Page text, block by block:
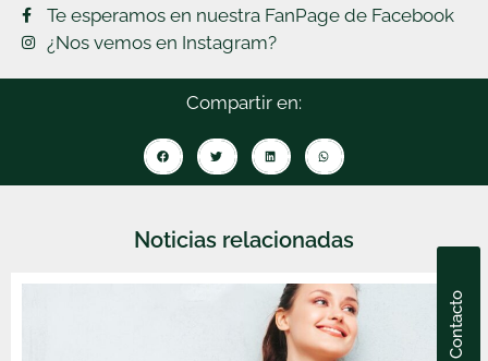
Contacto
Te esperamos en nuestra FanPage de Facebook
¿Nos vemos en Instagram?
Compartir en:
Noticias relacionadas